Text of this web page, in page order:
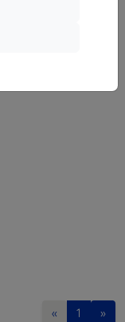
« 1 »